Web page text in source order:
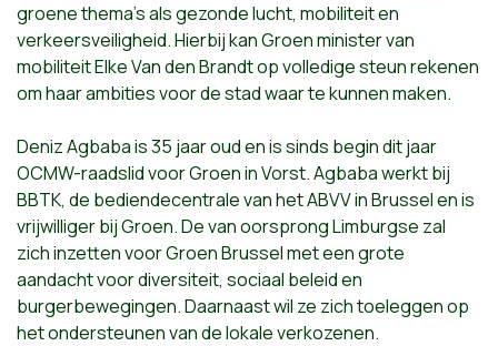
groene thema’s als gezonde lucht, mobiliteit en
verkeersveiligheid. Hierbij kan Groen minister van
mobiliteit Elke Van den Brandt op volledige steun rekenen
om haar ambities voor de stad waar te kunnen maken.
Deniz Agbaba is 35 jaar oud en is sinds begin dit jaar
OCMW-raadslid voor Groen in Vorst. Agbaba werkt bij
BBTK, de bediendecentrale van het ABVV in Brussel en is
vrijwilliger bij Groen. De van oorsprong Limburgse zal
zich inzetten voor Groen Brussel met een grote
aandacht voor diversiteit, sociaal beleid en
burgerbewegingen. Daarnaast wil ze zich toeleggen op
het ondersteunen van de lokale verkozenen.